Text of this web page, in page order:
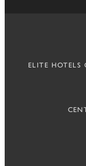
ELITE